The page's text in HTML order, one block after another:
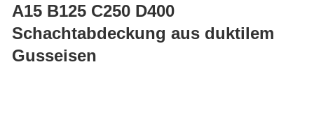
Gusseisen A15 B125 C250 D400 Schachtabdeckung aus
duktilem Gusseisen
A15 B125 C250 D400
Schachtabdeckung aus duktilem
Gusseisen